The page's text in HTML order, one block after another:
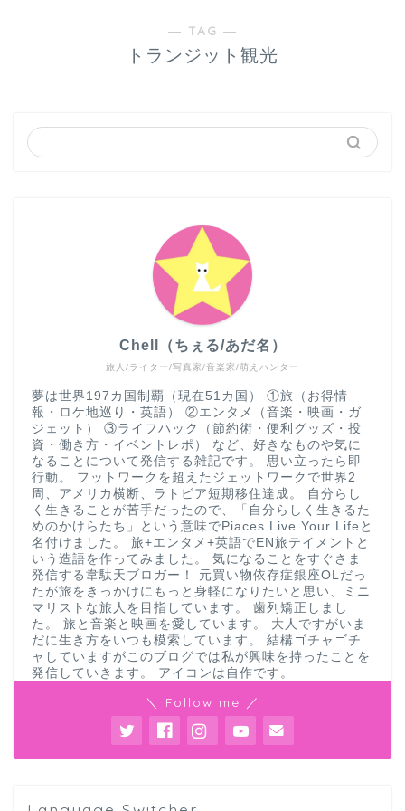
― TAG ―
トランジット観光
旅人/ライター/写真家/音楽家/萌えハンター
Chell（ちぇる/あだ名）
夢は世界197カ国制覇（現在51カ国） ①旅（お得情
報・ロケ地巡り・英語） ②エンタメ（音楽・映画・ガ
ジェット） ③ライフハック（節約術・便利グッズ・投
資・働き方・イベントレポ） など、好きなものや気に
なることについて発信する雑記です。 思い立ったら即
行動。 フットワークを超えたジェットワークで世界2
周、アメリカ横断、ラトビア短期移住達成。 自分らし
く生きることが苦手だったので、「自分らしく生きるた
めのかけらたち」という意味でPiaces Live Your Lifeと
名付けました。 旅+エンタメ+英語でEN旅テイメントと
いう造語を作ってみました。 気になることをすぐさま
発信する韋駄天ブロガー！ 元買い物依存症銀座OLだっ
たが旅をきっかけにもっと身軽になりたいと思い、ミニ
マリストな旅人を目指しています。 歯列矯正しまし
た。 旅と音楽と映画を愛しています。 大人ですがいま
だに生き方をいつも模索しています。 結構ゴチャゴチ
ャしていますがこのブログでは私が興味を持ったことを
発信していきます。 アイコンは自作です。
＼ Follow me ／